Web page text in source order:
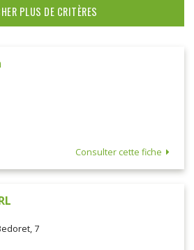
Consulter cette fiche
7
PLUS DE CRITÈRES